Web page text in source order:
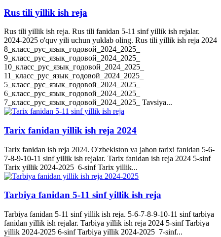
Rus tili yillik ish reja
Rus tili yillik ish reja. Rus tili fanidan 5-11 sinf yillik ish rejalar.
2024-2025 o'quv yili uchun yuklab oling. Rus tili yillik ish reja 2024
8_класс_рус_язык_годовой_2024_2025_
9_класс_рус_язык_годовой_2024_2025_
10_класс_рус_язык_годовой_2024_2025_
11_класс_рус_язык_годовой_2024_2025_
5_класс_рус_язык_годовой_2024_2025_
6_класс_рус_язык_годовой_2024_2025_
7_класс_рус_язык_годовой_2024_2025_ Tavsiya...
Tarix fanidan yillik ish reja 2024
Tarix fanidan ish reja 2024. O'zbekiston va jahon tarixi fanidan 5-6-
7-8-9-10-11 sinf yillik ish rejalar. Tarix fanidan ish reja 2024 5-sinf
Tarix yillik 2024-2025 6-sinf Tarix yillik...
Tarbiya fanidan 5-11 sinf yillik ish reja
Tarbiya fanidan 5-11 sinf yillik ish reja. 5-6-7-8-9-10-11 sinf tarbiya
fanidan yillik ish rejalar. Tarbiya yillik ish reja 2024 5-sinf Tarbiya
yillik 2024-2025 6-sinf Tarbiya yillik 2024-2025 7-sinf...